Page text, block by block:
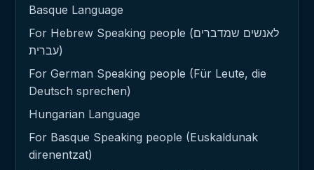
Basque Language
For Hebrew Speaking people (לאנשים שמדברים
עברית)
For German Speaking people (Für Leute, die
Deutsch sprechen)
Hungarian Language
For Basque Speaking people (Euskaldunak
direnentzat)